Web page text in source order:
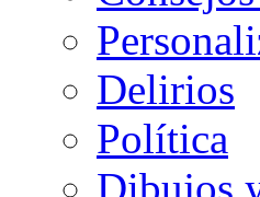
Delirios
Política